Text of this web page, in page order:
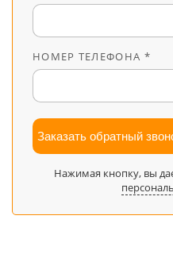
НОМЕР ТЕЛЕФОНА *
Заказать обратный
Нажимая кнопку, вы